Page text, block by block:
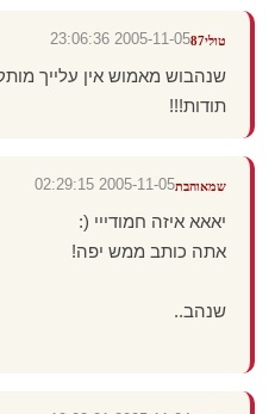
טולי87 2005-11-05 23:06:36
שנהבוש מאמוש אין עלייך
תודות!!!
שמאוהבת2005-11-05 02:29:15
יאאא איזה חמודייי (:
אתה כותב ממש יפה!
שנהב..